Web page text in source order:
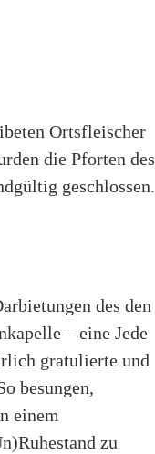
Ortsfleischer
die Pforten des
geschlossen.
des den
– eine Jede
gratulierte und
besungen,
einem
zu